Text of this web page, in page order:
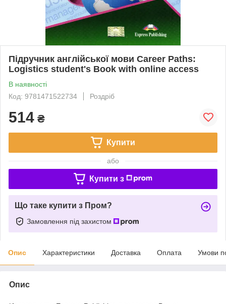
Підручник англійської мови Career Paths:
Logistics student's Book with online access
В наявності
Код: 9781471522734
Роздріб
514 ₴
Купити
або
Купити з
Що таке купити з Пром?
Замовлення під захистом
Опис Характеристики Доставка Оплата Умови
Опис